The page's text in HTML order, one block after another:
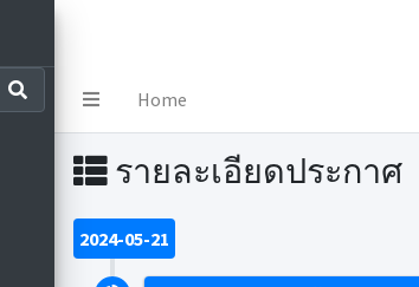
Home
รายละเอียดประกาศ
2024-05-21